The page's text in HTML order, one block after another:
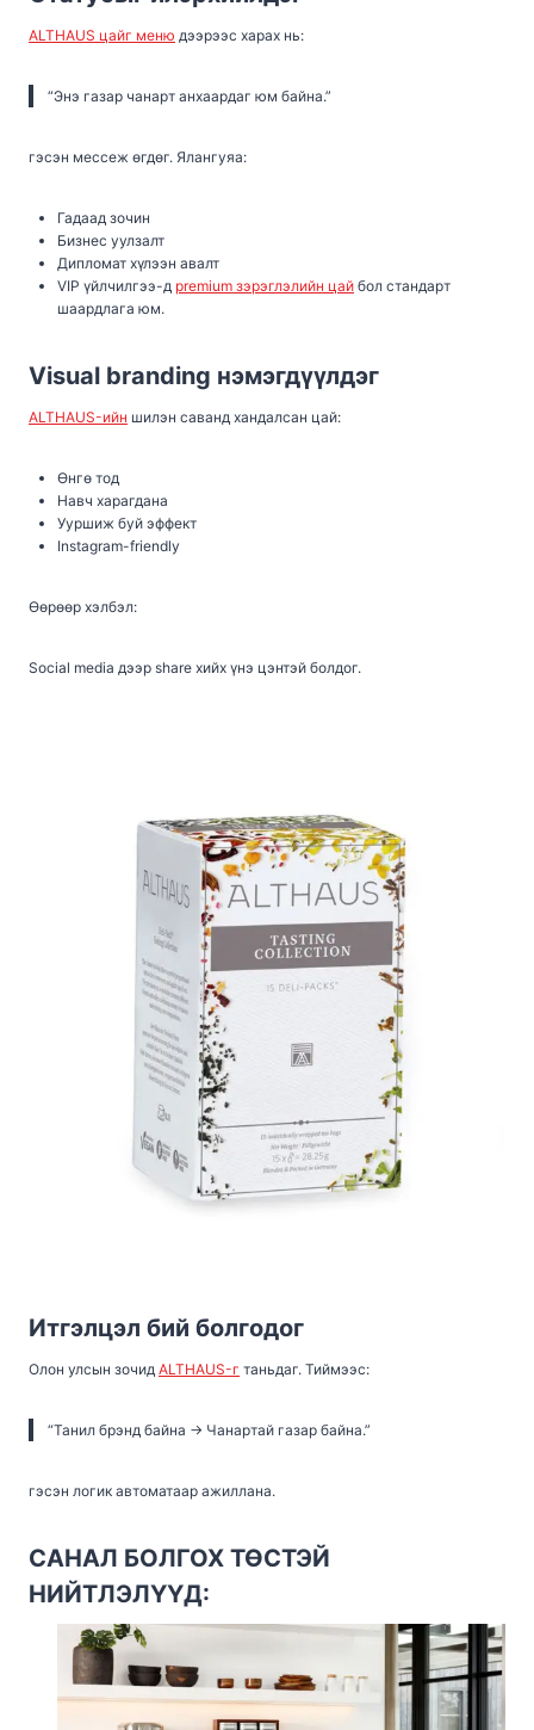
ALTHAUS цайг меню дээрээс харах нь:
“Энэ газар чанарт анхаардаг юм байна.”
гэсэн мессеж өгдөг. Ялангуяа:
Гадаад зочин
Бизнес уулзалт
Дипломат хүлээн авалт
VIP үйлчилгээ-д premium зэрэглэлийн цай бол стандарт
шаардлага юм.
Visual branding нэмэгдүүлдэг
ALTHAUS-ийн шилэн саванд хандалсан цай:
Өнгө тод
Навч харагдана
Ууршиж буй эффект
Instagram-friendly
Өөрөөр хэлбэл:
Social media дээр share хийх үнэ цэнтэй болдог.
Итгэлцэл бий болгодог
Олон улсын зочид ALTHAUS-г таньдаг. Тиймээс:
“Танил брэнд байна → Чанартай газар байна.”
гэсэн логик автоматаар ажиллана.
САНАЛ БОЛГОХ ТӨСТЭЙ
НИЙТЛЭЛҮҮД: